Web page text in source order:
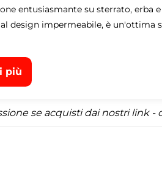
entusiasmante su sterrato, erba
design impermeabile, è un'ottima
più
se acquisti dai nostri link -